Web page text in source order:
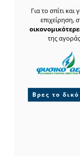
Για το σπίτι και
επιχείρηση,
της αγοράς
Βρες το